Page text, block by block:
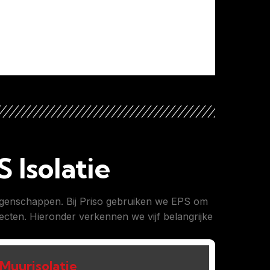
Isolatie
Bij Priso gebruiken we EPS om
Hieronder verkennen we vijf belangrijke